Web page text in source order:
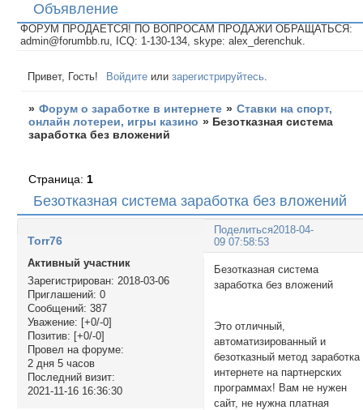
Объявление
ФОРУМ ПРОДАЕТСЯ! ПО ВОПРОСАМ ПРОДАЖИ ОБРАЩАТЬСЯ:
admin@forumbb.ru, ICQ: 1-130-134, skype: alex_derenchuk.
Привет, Гость! Войдите илизарегистрируйтесь
» Форум о заработке в интернете » Ставки на спорт,
онлайн лотереи, игры казино » Безотказная система
заработка без вложений
Безотказная система заработка без вложений
Страница: 1
Поделиться2018-04-
09 07:58:53
Torr76
Активный участник
Зарегистрирован: 2018-03-06
Приглашений: 0
Сообщений: 387
Уважение: [+0/-0]
Позитив: [+0/-0]
Провел на форуме:
2 дня 5 часов
Последний визит:
2021-11-16 16:36:30
Безотказная система
заработка без
Это отличный,
автоматизированный и
безотказный метод заработка
интернете на партнерских
программах! Вам не нужен
сайт, не нужна платная